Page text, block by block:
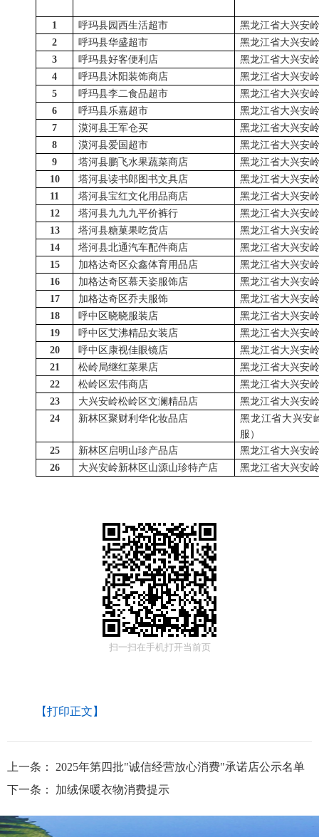
1 呼玛县园西生活超市
黑龙江省大兴安
2
呼玛县华盛超市
黑龙江省大兴安
3
呼玛县好客便利店
黑龙江省大兴安
4
呼玛县沐阳装饰商店
黑龙江省大兴安
5
呼玛县李二食品超市
黑龙江省大兴安
6
呼玛县乐嘉超市
黑龙江省大兴安
7
漠河县王军仓买
黑龙江省大兴安
8
漠河县爱国超市
黑龙江省大兴安
9
塔河县鹏飞水果蔬菜商店
黑龙江省大兴安
10
塔河县读书郎图书文具店
黑龙江省大兴安
11
塔河县宝红文化用品商店
黑龙江省大兴安
12
塔河县九九九平价裤行
黑龙江省大兴安
13
塔河县糖菓果吃货店
黑龙江省大兴安
14
塔河县北通汽车配件商店
黑龙江省大兴安
15
加格达奇区众鑫体育用品店
黑龙江省大兴安
16
加格达奇区慕天姿服饰店
黑龙江省大兴安
17
加格达奇区乔夫服饰
黑龙江省大兴安
18
呼中区晓晓服装店
黑龙江省大兴安
19
呼中区艾沸精品女装店
黑龙江省大兴安
20
呼中区康视佳眼镜店
黑龙江省大兴安
21
松岭局继红菜果店
黑龙江省大兴安
22
松岭区宏伟商店
黑龙江省大兴安
23
大兴安岭松岭区文澜精品店
黑龙江省大兴安
24
新林区聚财利华化妆品店
黑龙江省大兴安
服）
25
新林区启明山珍产品店
黑龙江省大兴安
26
大兴安岭新林区山源山珍特产店 黑龙江省大兴安
扫一扫在手机打开当前页
【打印正文】
上一条：
2025年第四批"诚信经营放心消费"承诺店公示名单
下一条：
加绒保暖衣物消费提示